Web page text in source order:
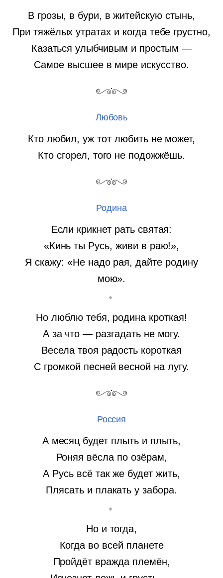
В грозы, в бури, в житейскую стынь,
При тяжёлых утратах и когда тебе грустно,
Казаться улыбчивым и простым —
Самое высшее в мире искусство.
Любовь
Кто любил, уж тот любить не может,
Кто сгорел, того не подожжёшь.
Родина
Если крикнет рать святая:
«Кинь ты Русь, живи в раю!»,
Я скажу: «Не надо рая, дайте родину
мою».
Но люблю тебя, родина кроткая!
А за что — разгадать не могу.
Весела твоя радость короткая
С громкой песней весной на лугу.
Россия
А месяц будет плыть и плыть,
Роняя вёсла по озёрам,
А Русь всё так же будет жить,
Плясать и плакать у забора.
Но и тогда,
Когда во всей планете
Пройдёт вражда племён,